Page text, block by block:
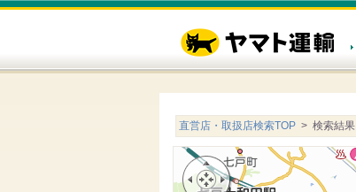
直営店・取扱店検索TOP > 検索結果